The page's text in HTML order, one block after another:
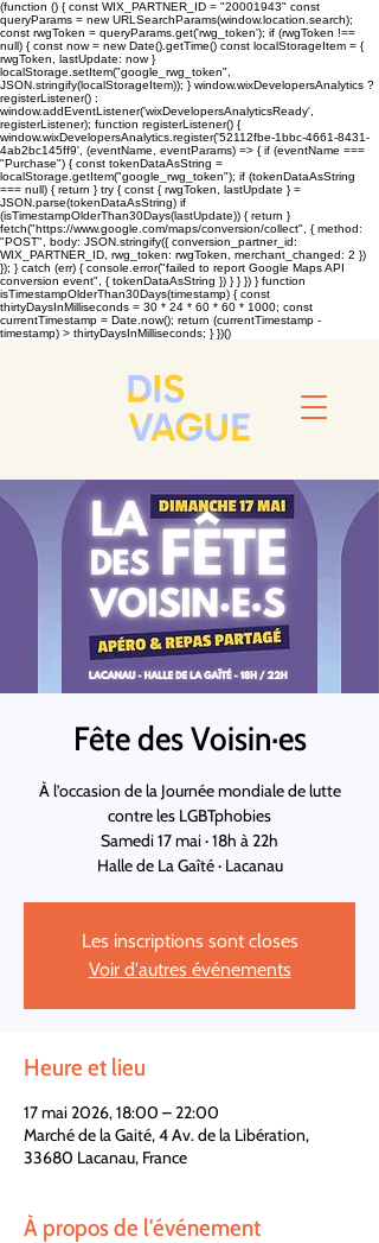
(function () { const WIX_PARTNER_ID = "20001943" const
queryParams = new URLSearchParams(window.location.search);
const rwgToken = queryParams.get('rwg_token'); if (rwgToken !==
null) { const now = new Date().getTime() const localStorageItem = {
rwgToken, lastUpdate: now }
localStorage.setItem("google_rwg_token",
JSON.stringify(localStorageItem)); } window.wixDevelopersAnalytics ?
registerListener() :
window.addEventListener('wixDevelopersAnalyticsReady',
registerListener); function registerListener() {
window.wixDevelopersAnalytics.register('52112fbe-1bbc-4661-8431-
4ab2bc145ff9', (eventName, eventParams) => { if (eventName ===
"Purchase") { const tokenDataAsString =
localStorage.getItem("google_rwg_token"); if (tokenDataAsString
=== null) { return } try { const { rwgToken, lastUpdate } =
JSON.parse(tokenDataAsString) if
(isTimestampOlderThan30Days(lastUpdate)) { return }
fetch("https://www.google.com/maps/conversion/collect", { method:
"POST", body: JSON.stringify({ conversion_partner_id:
WIX_PARTNER_ID, rwg_token: rwgToken, merchant_changed: 2 })
}); } catch (err) { console.error("failed to report Google Maps API
conversion event", { tokenDataAsString }) } } }) } function
isTimestampOlderThan30Days(timestamp) { const
thirtyDaysInMilliseconds = 30 * 24 * 60 * 60 * 1000; const
currentTimestamp = Date.now(); return (currentTimestamp -
timestamp) > thirtyDaysInMilliseconds; } })()
Fête des Voisin·es
À l’occasion de la Journée mondiale de lutte
contre les LGBTphobies
Samedi 17 mai · 18h à 22h
Halle de La Gaîté · Lacanau
Les inscriptions sont closes
Voir d'autres événements
Heure et lieu
17 mai 2026, 18:00 – 22:00
Marché de la Gaité, 4 Av. de la Libération,
33680 Lacanau, France
À propos de l'événement